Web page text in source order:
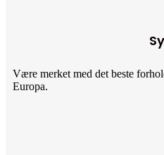
Være merket med det beste
Europa.